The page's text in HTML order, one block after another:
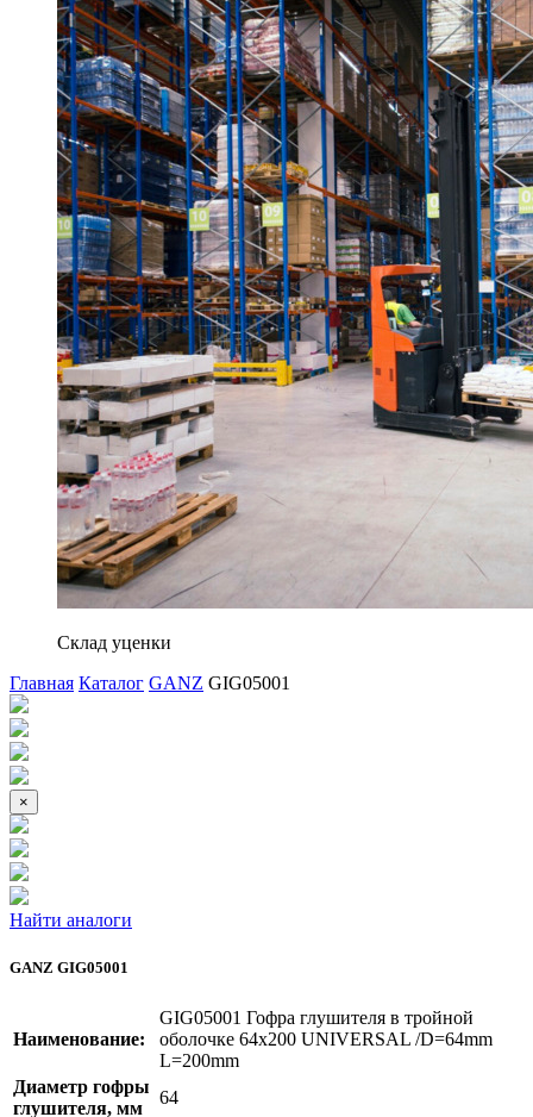
Склад уценки
Главная Каталог GANZ GIG05001
×
Найти аналоги
GANZ GIG05001
Наименование:
GIG05001 Гофра глушителя в тройной
оболочке 64x200 UNIVERSAL /D=64mm
L=200mm
Диаметр гофры
глушителя, мм
64